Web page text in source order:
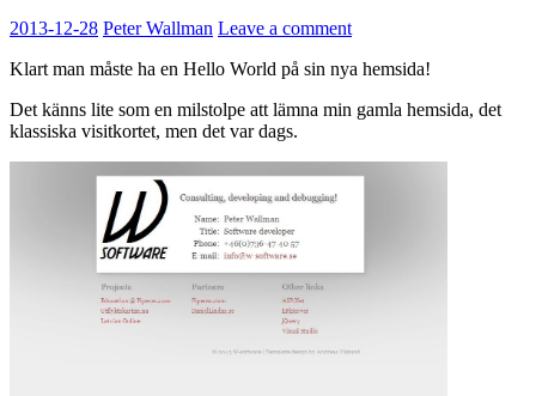
2013-12-28 Peter Wallman Leave a comment
Klart man måste ha en Hello World på sin nya hemsida!
Det känns lite som en milstolpe att lämna min gamla hemsida, det
klassiska visitkortet, men det var dags.